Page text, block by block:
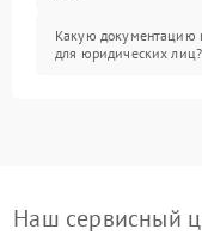
Какую документацию
для юридических лиц?
Наш сервисный